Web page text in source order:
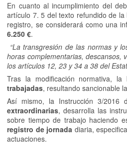
En cuanto al incumplimiento del
artículo 7. 5 del texto refundido de
registro, se considerará como una
6.250 €.
“La transgresión de las normas y
horas complementarias, descansos,
los artículos 12, 23 y 34 a 38 del
Tras la modificación normativa, la
trabajadas, resultando sancionable
Así mismo, la Instrucción 3/2016
extraordinarias, desarrolla las
sobre tiempo de trabajo haciendo
registro de jornada diaria,
actuaciones.